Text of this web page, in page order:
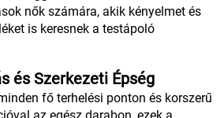
nők számára, akik kényelmet és
is keresnek a testápoló
és Szerkezeti Épség
fő terhelési ponton és korszerű